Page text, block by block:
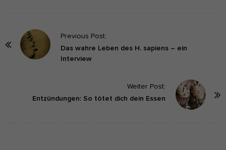
Previous Post:
Das wahre Leben des H. sapiens – ein
Interview
Weiter Post:
Entzündungen: So tötet dich dein Essen